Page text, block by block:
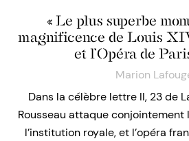
« Le plus superbe
magnificence de Louis
et l’Opéra de
Marion
Dans la célèbre lettre II, 23 de
Rousseau attaque conjointement
l’institution royale, et l’opéra